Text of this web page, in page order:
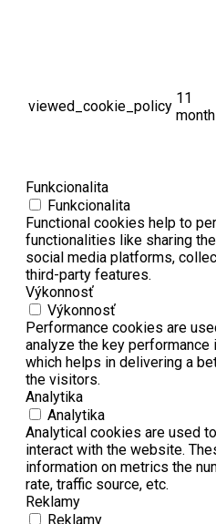
viewed_cookie_policy 11
Funkcionalita
Funkcionalita
Functional cookies help to
functionalities like sharing
social media platforms,
third-party features.
Výkonnosť
Výkonnosť
Performance cookies are
analyze the key
which helps in delivering a
the visitors.
Analytika
Analytika
Analytical cookies are used
interact with the website.
information on metrics the
rate, traffic source, etc.
Reklamy
Reklamy